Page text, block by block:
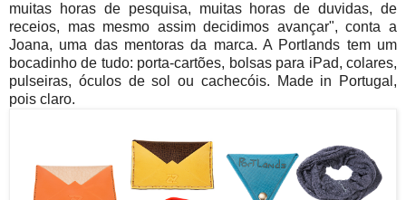
muitas horas de pesquisa, muitas horas de duvidas, de
receios, mas mesmo assim decidimos avançar", conta a
Joana, uma das mentoras da marca. A Portlands tem um
bocadinho de tudo: porta-cartões, bolsas para iPad, colares,
pulseiras, óculos de sol ou cachecóis. Made in Portugal,
pois claro.